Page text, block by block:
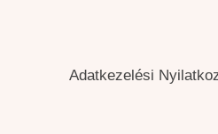
Adatkezelési